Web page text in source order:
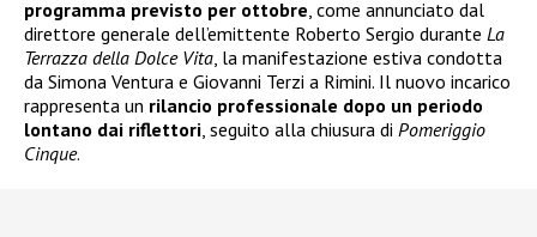
programma previsto per ottobre , come annunciato dal
direttore generale dell’emittente Roberto Sergio durante La
Terrazza della Dolce Vita , la manifestazione estiva condotta
da Simona Ventura e Giovanni Terzi a Rimini. Il nuovo incarico
rappresenta un rilancio professionale dopo un periodo
lontano dai riflettori , seguito alla chiusura di Pomeriggio
Cinque.